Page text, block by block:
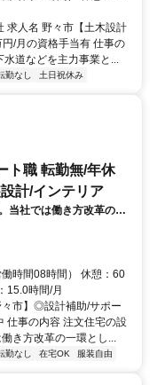
求人名 野々市【土木設計
/月の資格手当有 仕事の
道などを主力事業と...
勤なし 土日祝休み
ト職 転勤無/年休
計/インテリア
当社では働き方改革の一
す！豊富なラインナップ
」が当社の特徴・強みで
時間08時間） 休憩：60
15.0時間/月
市】◎設計補助/サポー
仕事の内容 注文住宅の設
き方改革の一環とし...
勤なし 在宅OK 服装自由